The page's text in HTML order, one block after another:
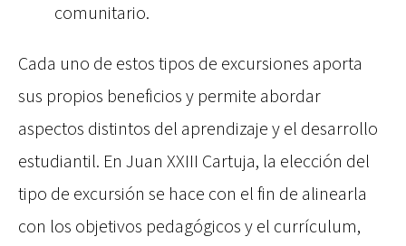
comunitario.
Cada uno de estos tipos de excursiones aporta
sus propios beneficios y permite abordar
aspectos distintos del aprendizaje y el desarrollo
estudiantil. En Juan XXIII Cartuja, la elección del
tipo de excursión se hace con el fin de alinearla
con los objetivos pedagógicos y el currículum,